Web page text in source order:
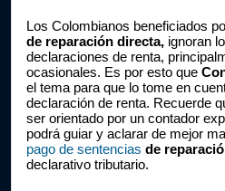
Los Colombianos beneficiados
de reparación directa, ignoran
declaraciones de renta,
ocasionales. Es por esto que
el tema para que lo tome en
declaración de renta. Recuerde
ser orientado por un contador
pago de sentencias de
declarativo tributario.